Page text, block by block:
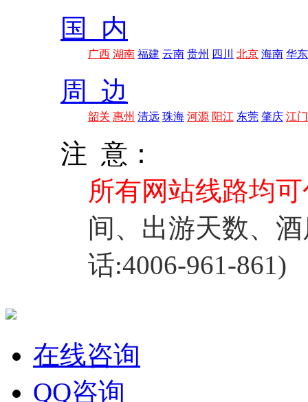
国 内
广西 湖南 福建 云南 贵州 四川 北京 海南 华东
周 边
韶关 惠州 清远 珠海 河源 阳江 东莞 肇庆 江门
注 意：
所有网站线路均
间、出游天数、
话:4006-961-861)
在线咨询
QQ咨询